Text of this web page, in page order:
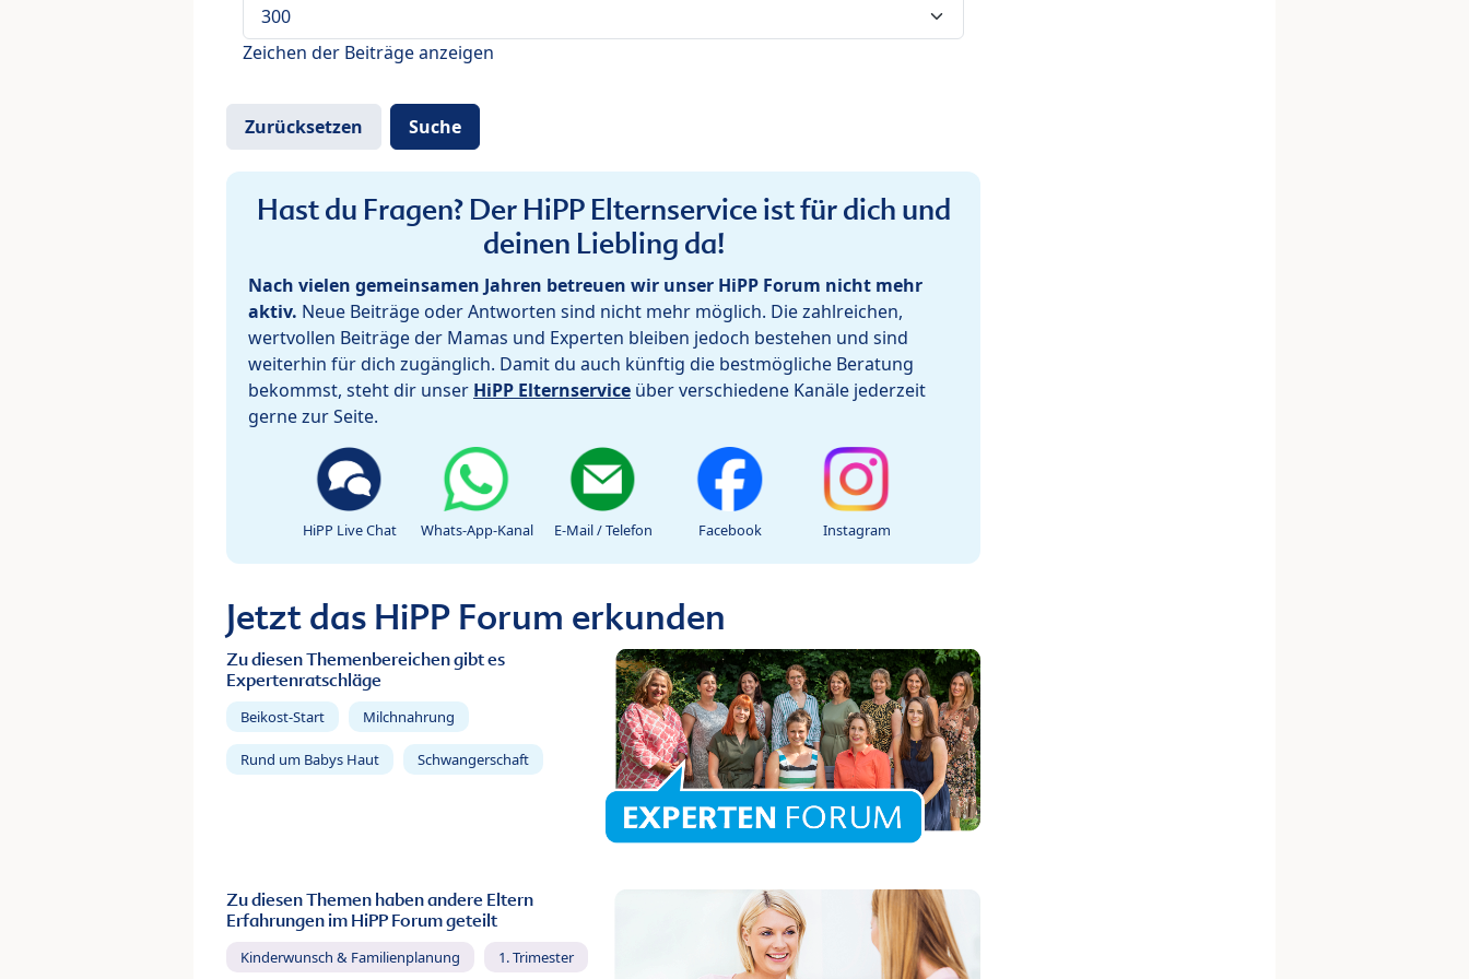
Zeichen der Beiträge anzeigen
Hast du Fragen? Der HiPP Elternservice ist für dich und
deinen Liebling da!
Nach vielen gemeinsamen Jahren betreuen wir unser HiPP Forum nicht mehr
aktiv. Neue Beiträge oder Antworten sind nicht mehr möglich. Die zahlreichen,
wertvollen Beiträge der Mamas und Experten bleiben jedoch bestehen und sind
weiterhin für dich zugänglich. Damit du auch künftig die bestmögliche Beratung
bekommst, steht dir unser HiPP Elternservice über verschiedene Kanäle jederzeit
gerne zur Seite.
HiPP Live Chat Whats-App-Kanal E-Mail / Telefon Facebook Instagram
Jetzt das HiPP Forum erkunden
Zu diesen Themenbereichen gibt es
Expertenratschläge
Beikost-Start Milchnahrung
Rund um Babys Haut Schwangerschaft
Zu diesen Themen haben andere Eltern
Erfahrungen im HiPP Forum geteilt
Kinderwunsch & Familienplanung 1. Trimester